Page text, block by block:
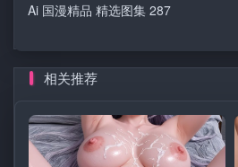
Ai 国漫精品 精选图集 287
相关推荐